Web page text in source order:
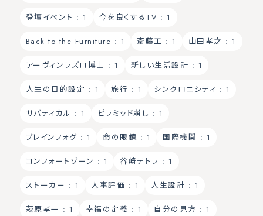
登壇イベント : 1 今を良くするTV : 1
Back to the Furniture : 1 斎藤工 : 1 山田孝之 : 1
アーヴィンラズロ博士 : 1 新しい生活設計 : 1
人生の目的設定 : 1 旅行 : 1 シンクロニシティ : 1
サバティカル : 1 ピラミッド崩し : 1
ブレインフォグ : 1 命の眼鏡 : 1 国際機関 : 1
コンフォートゾーン : 1 谷崎テトラ : 1
ストーカー : 1 人事評価 : 1 人生設計 : 1
萩原孝一 : 1 幸福の定義 : 1 自分の見方 : 1